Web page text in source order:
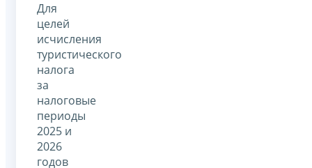
Для
целей
исчисления
туристического
налога
за
налоговые
периоды
2025 и
2026
годов